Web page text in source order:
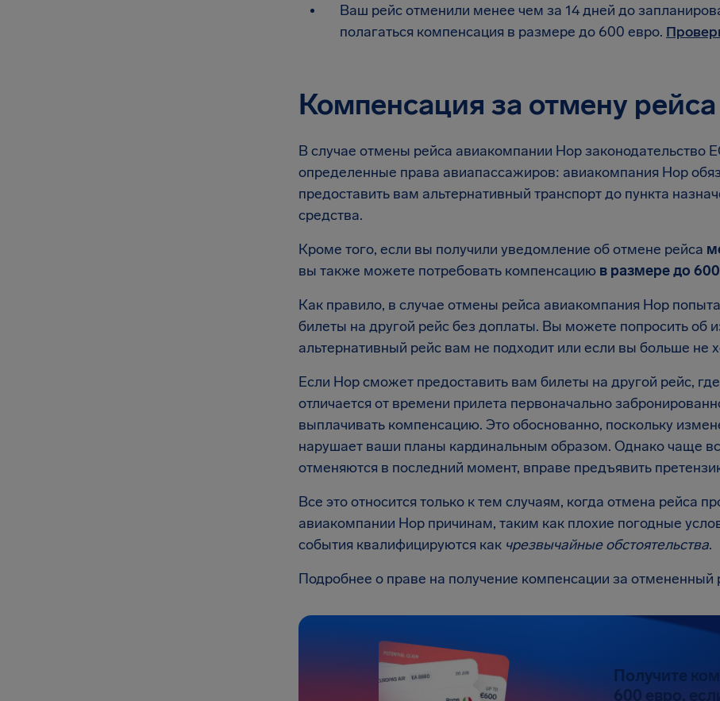
Ваш рейс отменили менее чем за 14 дней до
полагаться компенсация в размере до 600 евро.
Компенсация за отмену
В случае отмены рейса авиакомпании Hop законодательство
определенные права авиапассажиров: авиакомпания Hop
предоставить вам альтернативный транспорт до пункта
средства.
Кроме того, если вы получили уведомление об отмене рейса
вы также можете потребовать компенсацию в размере до
Как правило, в случае отмены рейса авиакомпания Hop
билеты на другой рейс без доплаты. Вы можете попросить об
альтернативный рейс вам не подходит или если вы больше не
Если Hop сможет предоставить вам билеты на другой рейс,
отличается от времени прилета первоначально
выплачивать компенсацию. Это обоснованно, поскольку
нарушает ваши планы кардинальным образом. Однако чаще
отменяются в последний момент, вправе предъявить
Все это относится только к тем случаям, когда отмена рейса
авиакомпании Hop причинам, таким как плохие погодные
события квалифицируются как чрезвычайные обстоятельства.
Подробнее о праве на получение компенсации за отмененный
Получите
600 евро,